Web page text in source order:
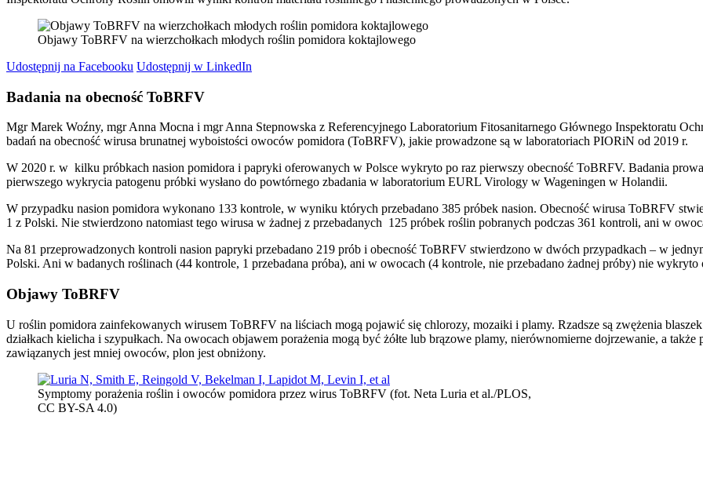
Objawy ToBRFV na wierzchołkach młodych roślin pomidora koktajlowego
Udostępnij na Facebooku Udostępnij w LinkedIn
Badania na obecność ToBRFV
Mgr Marek Woźny, mgr Anna Mocna i mgr Anna Stepnowska z Referencyjnego Laboratorium Fitosanitarnego Głównego Inspektoratu
badań na obecność wirusa brunatnej wyboistości owoców pomidora (ToBRFV), jakie prowadzone są w laboratoriach PIORiN od 2019 r.
W 2020 r. w kilku próbkach nasion pomidora i papryki oferowanych w Polsce wykryto po raz pierwszy obecność ToBRFV. Badania
pierwszego wykrycia patogenu próbki wysłano do powtórnego zbadania w laboratorium EURL Virology w Wageningen w Holandii.
W przypadku nasion pomidora wykonano 133 kontrole, w wyniku których przebadano 385 próbek nasion. Obecność wirusa ToBRFV
1 z Polski. Nie stwierdzono natomiast tego wirusa w żadnej z przebadanych 125 próbek roślin pobranych podczas 361 kontroli, ani w
Na 81 przeprowadzonych kontroli nasion papryki przebadano 219 prób i obecność ToBRFV stwierdzono w dwóch przypadkach – w
Polski. Ani w badanych roślinach (44 kontrole, 1 przebadana próba), ani w owocach (4 kontrole, nie przebadano żadnej próby) nie wykryto
Objawy ToBRFV
U roślin pomidora zainfekowanych wirusem ToBRFV na liściach mogą pojawić się chlorozy, mozaiki i plamy. Rzadsze są zwężenia
działkach kielicha i szypułkach. Na owocach objawem porażenia mogą być żółte lub brązowe plamy, nierównomierne dojrzewanie, a
zawiązanych jest mniej owoców, plon jest obniżony.
Symptomy porażenia roślin i owoców pomidora przez wirus ToBRFV (fot. Neta Luria et al./PLOS,
CC BY-SA 4.0)